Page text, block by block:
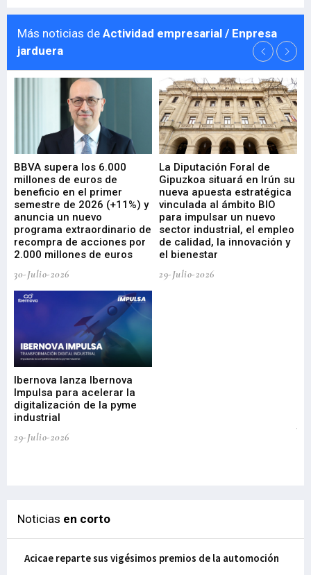
Más noticias de Actividad empresarial / Enpresa
jarduera
BBVA supera los 6.000
millones de euros de
beneficio en el primer
semestre de 2026 (+11%) y
anuncia un nuevo
programa extraordinario de
recompra de acciones por
2.000 millones de euros
30-Julio-2026
La Diputación Foral de
Gipuzkoa situará en Irún su
nueva apuesta estratégica
vinculada al ámbito BIO
para impulsar un nuevo
sector industrial, el empleo
de calidad, la innovación y
el bienestar
29-Julio-2026
Ibernova lanza Ibernova
Impulsa para acelerar la
digitalización de la pyme
industrial
29-Julio-2026
Noticias en corto
Acicae reparte sus vigésimos premios de la automoción